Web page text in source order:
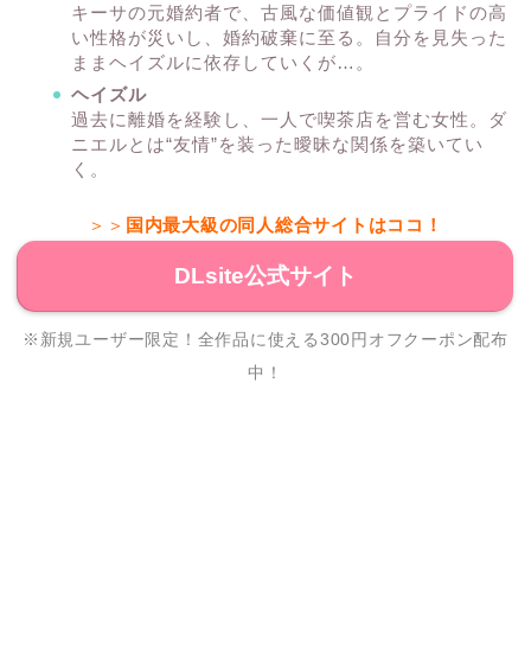
キーサの元婚約者で、古風な価値観とプライドの高
い性格が災いし、婚約破棄に至る。自分を見失った
ままヘイズルに依存していくが…。
ヘイズル
過去に離婚を経験し、一人で喫茶店を営む女性。ダ
ニエルとは“友情”を装った曖昧な関係を築いてい
く。
＞＞ 国内最大級の同人総合サイトはココ！
DLsite公式サイト
※新規ユーザー限定！全作品に使える300円オフクーポン配布
中！